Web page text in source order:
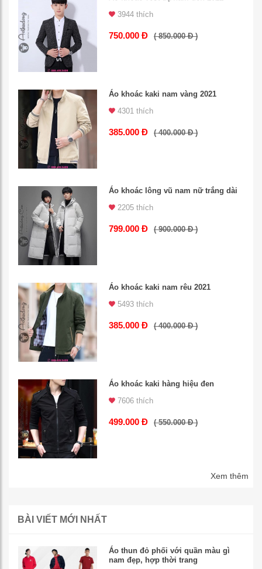
3944 thích
750.000 Đ ( 850.000 Đ )
Áo khoác kaki nam vàng 2021
4301 thích
385.000 Đ ( 400.000 Đ )
Áo khoác lông vũ nam nữ trắng dài
2205 thích
799.000 Đ ( 900.000 Đ )
Áo khoác kaki nam rêu 2021
5493 thích
385.000 Đ ( 400.000 Đ )
Áo khoác kaki hàng hiệu đen
7606 thích
499.000 Đ ( 550.000 Đ )
Xem thêm
BÀI VIẾT MỚI NHẤT
Áo thun đỏ phối với quần màu gì
nam đẹp, hợp thời trang